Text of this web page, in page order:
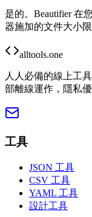
是的。Beautifier 在
器施加的文件大小限
alltools.one
人人必備的線上工
部離線運作，隱私優
工具
JSON 工具
CSV 工具
YAML 工具
設計工具